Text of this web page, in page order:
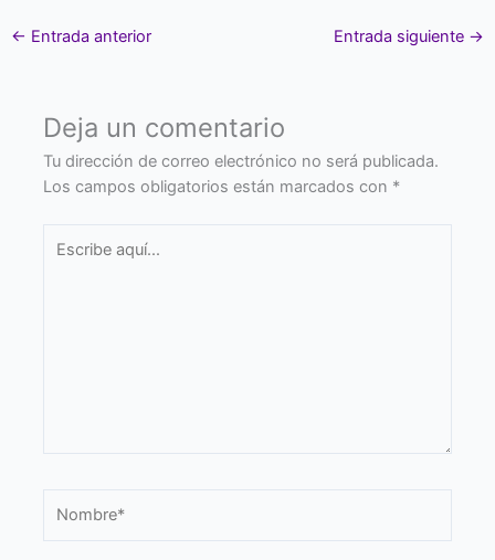
← Entrada anterior Entrada siguiente →
Deja un comentario
Tu dirección de correo electrónico no será publicada.
Los campos obligatorios están marcados con *
aquí...